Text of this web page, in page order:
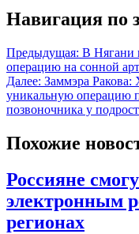
Навигация по
Предыдущая: В Нягани
операцию на сонной
Далее: Заммэра
уникальную операцию
позвоночника у
Похожие
Россияне
электронным
регионах